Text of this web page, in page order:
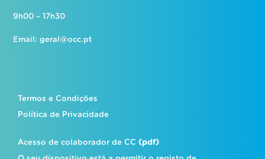
9h00 – 17h30
Email:geral@occ.pt
Termos e Condições
Política de Privacidade
Acesso de colaborador de CC(pdf)